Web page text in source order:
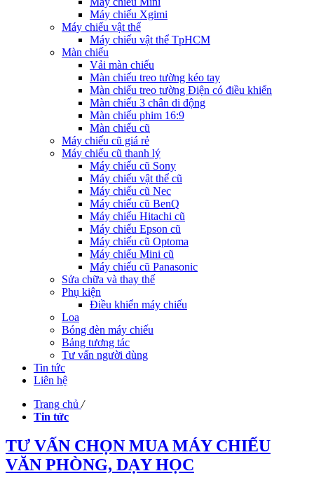
Máy chiếu Xgimi
Máy chiếu vật thể
Máy chiếu vật thể TpHCM
Màn chiếu
Vải màn chiếu
Màn chiếu treo tường kéo tay
Màn chiếu treo tường Điện có điều khiển
Màn chiếu 3 chân di động
Màn chiếu phim 16:9
Màn chiếu cũ
Máy chiếu cũ giá rẻ
Máy chiếu cũ thanh lý
Máy chiếu cũ Sony
Máy chiếu vật thể cũ
Máy chiếu cũ Nec
Máy chiếu cũ BenQ
Máy chiếu Hitachi cũ
Máy chiếu Epson cũ
Máy chiếu cũ Optoma
Máy chiếu Mini cũ
Máy chiếu cũ Panasonic
Sửa chữa và thay thế
Phụ kiện
Điều khiển máy chiếu
Loa
Bóng đèn máy chiếu
Bảng tương tác
Tư vấn người dùng
Tin tức
Liên hệ
Trang chủ /
Tin tức
TƯ VẤN CHỌN MUA MÁY CHIẾU
VĂN PHÒNG, DẠY HỌC